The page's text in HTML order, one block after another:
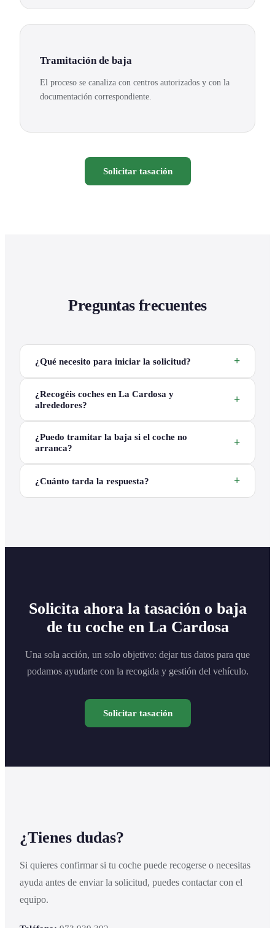
Tramitación de baja
El proceso se canaliza con centros autorizados y con la
documentación correspondiente.
Solicitar tasación
Preguntas frecuentes
¿Qué necesito para iniciar la solicitud?
¿Recogéis coches en La Cardosa y
alrededores?
¿Puedo tramitar la baja si el coche no
arranca?
¿Cuánto tarda la respuesta?
Solicita ahora la tasación o baja
de tu coche en La Cardosa
Una sola acción, un solo objetivo: dejar tus datos para que
podamos ayudarte con la recogida y gestión del vehículo.
Solicitar tasación
¿Tienes dudas?
Si quieres confirmar si tu coche puede recogerse o necesitas
ayuda antes de enviar la solicitud, puedes contactar con el
equipo.